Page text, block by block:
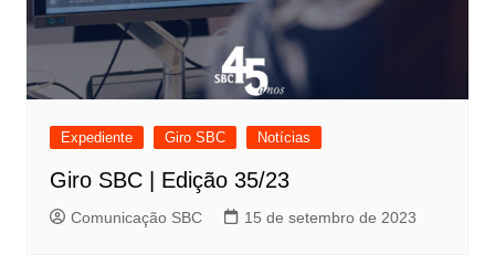
Expediente Giro SBC Notícias
Giro SBC | Edição 35/23
Comunicação SBC 15 de setembro de 2023